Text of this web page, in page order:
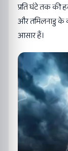
प्रति घंटे तक की
और तमिलनाडु के
आसार हैं।